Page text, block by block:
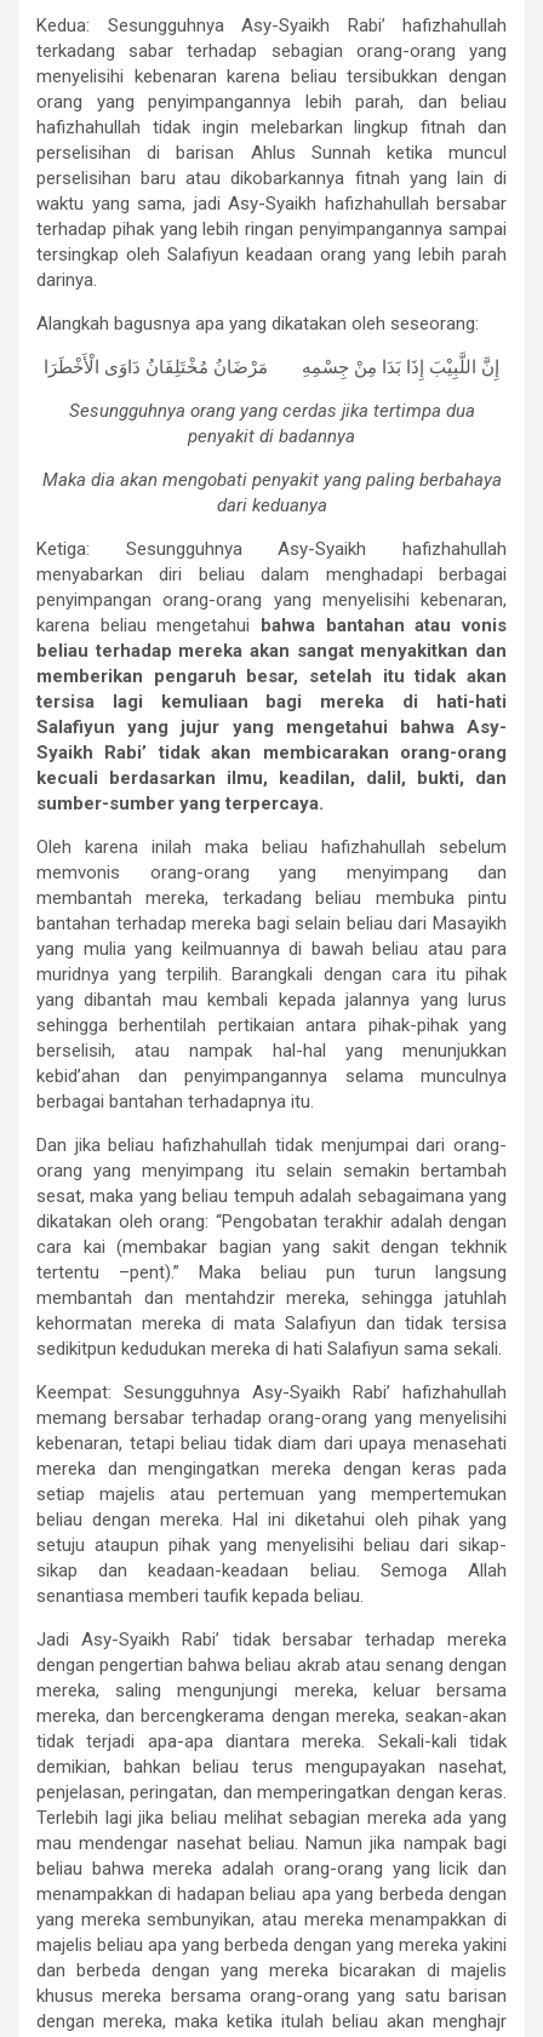
Kedua: Sesungguhnya Asy-Syaikh Rabi’ hafizhahullah
terkadang sabar terhadap sebagian orang-orang yang
menyelisihi kebenaran karena beliau tersibukkan dengan
orang yang penyimpangannya lebih parah, dan beliau
hafizhahullah tidak ingin melebarkan lingkup fitnah dan
perselisihan di barisan Ahlus Sunnah ketika muncul
perselisihan baru atau dikobarkannya fitnah yang lain di
waktu yang sama, jadi Asy-Syaikh hafizhahullah bersabar
terhadap pihak yang lebih ringan penyimpangannya sampai
tersingkap oleh Salafiyun keadaan orang yang lebih parah
darinya.
Alangkah bagusnya apa yang dikatakan oleh seseorang:
إِنَّ اللَّبِيْبَ إِذَا بَدَا مِنْ جِسْمِهِ مَرْضَانُ مُخْتَلِفَانُ دَاوَى الْأَخْطَرَا
Sesungguhnya orang yang cerdas jika tertimpa dua
penyakit di badannya
Maka dia akan mengobati penyakit yang paling berbahaya
dari keduanya
Ketiga: Sesungguhnya Asy-Syaikh hafizhahullah
menyabarkan diri beliau dalam menghadapi berbagai
penyimpangan orang-orang yang menyelisihi kebenaran,
karena beliau mengetahui
bahwa bantahan atau vonis
beliau terhadap mereka akan sangat menyakitkan dan
memberikan pengaruh besar, setelah itu tidak akan
tersisa lagi kemuliaan bagi mereka di hati-hati
Salafiyun yang jujur yang mengetahui bahwa Asy-
Syaikh Rabi’ tidak akan membicarakan orang-orang
kecuali berdasarkan ilmu, keadilan, dalil, bukti, dan
sumber-sumber yang terpercaya.
Oleh karena inilah maka beliau hafizhahullah sebelum
memvonis orang-orang yang menyimpang dan
membantah mereka, terkadang beliau membuka pintu
bantahan terhadap mereka bagi selain beliau dari Masayikh
yang mulia yang keilmuannya di bawah beliau atau para
muridnya yang terpilih. Barangkali dengan cara itu pihak
yang dibantah mau kembali kepada jalannya yang lurus
sehingga berhentilah pertikaian antara pihak-pihak yang
berselisih, atau nampak hal-hal yang menunjukkan
kebid’ahan dan penyimpangannya selama munculnya
berbagai bantahan terhadapnya itu.
Dan jika beliau hafizhahullah tidak menjumpai dari orang-
orang yang menyimpang itu selain semakin bertambah
sesat, maka yang beliau tempuh adalah sebagaimana yang
dikatakan oleh orang: “Pengobatan terakhir adalah dengan
cara kai (membakar bagian yang sakit dengan tekhnik
tertentu –pent).” Maka beliau pun turun langsung
membantah dan mentahdzir mereka, sehingga jatuhlah
kehormatan mereka di mata Salafiyun dan tidak tersisa
sedikitpun kedudukan mereka di hati Salafiyun sama sekali.
Keempat: Sesungguhnya Asy-Syaikh Rabi’ hafizhahullah
memang bersabar terhadap orang-orang yang menyelisihi
kebenaran, tetapi beliau tidak diam dari upaya menasehati
mereka dan mengingatkan mereka dengan keras pada
setiap majelis atau pertemuan yang mempertemukan
beliau dengan mereka. Hal ini diketahui oleh pihak yang
setuju ataupun pihak yang menyelisihi beliau dari sikap-
sikap dan keadaan-keadaan beliau. Semoga Allah
senantiasa memberi taufik kepada beliau.
Jadi Asy-Syaikh Rabi’ tidak bersabar terhadap mereka
dengan pengertian bahwa beliau akrab atau senang dengan
mereka, saling mengunjungi mereka, keluar bersama
mereka, dan bercengkerama dengan mereka, seakan-akan
tidak terjadi apa-apa diantara mereka. Sekali-kali tidak
demikian, bahkan beliau terus mengupayakan nasehat,
penjelasan, peringatan, dan memperingatkan dengan keras.
Terlebih lagi jika beliau melihat sebagian mereka ada yang
mau mendengar nasehat beliau. Namun jika nampak bagi
beliau bahwa mereka adalah orang-orang yang licik dan
menampakkan di hadapan beliau apa yang berbeda dengan
yang mereka sembunyikan, atau mereka menampakkan di
majelis beliau apa yang berbeda dengan yang mereka yakini
dan berbeda dengan yang mereka bicarakan di majelis
khusus mereka bersama orang-orang yang satu barisan
dengan mereka, maka ketika itulah beliau akan menghajr